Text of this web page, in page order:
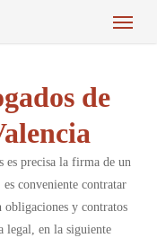
Menu
de
es precisa la firma de un
conveniente contratar
obligaciones y contratos
legal, en la siguiente